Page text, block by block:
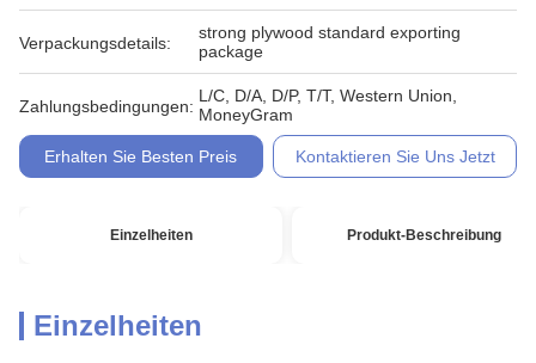
Verpackungsdetails:
strong plywood standard exporting
package
Zahlungsbedingungen:
L/C, D/A, D/P, T/T, Western Union,
MoneyGram
Erhalten Sie Besten Preis Kontaktieren Sie Uns Jetzt
Einzelheiten Produkt-Beschreibung
Einzelheiten